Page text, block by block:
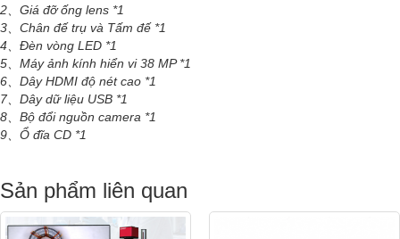
2、Giá đỡ ống lens *1
3、Chân đế trụ và Tấm đế *1
4、Đèn vòng LED *1
5、Máy ảnh kính hiển vi 38 MP *1
6、Dây HDMI độ nét cao *1
7、Dây dữ liệu USB *1
8、Bộ đổi nguồn camera *1
9、Ổ đĩa CD *1
Sản phẩm liên quan